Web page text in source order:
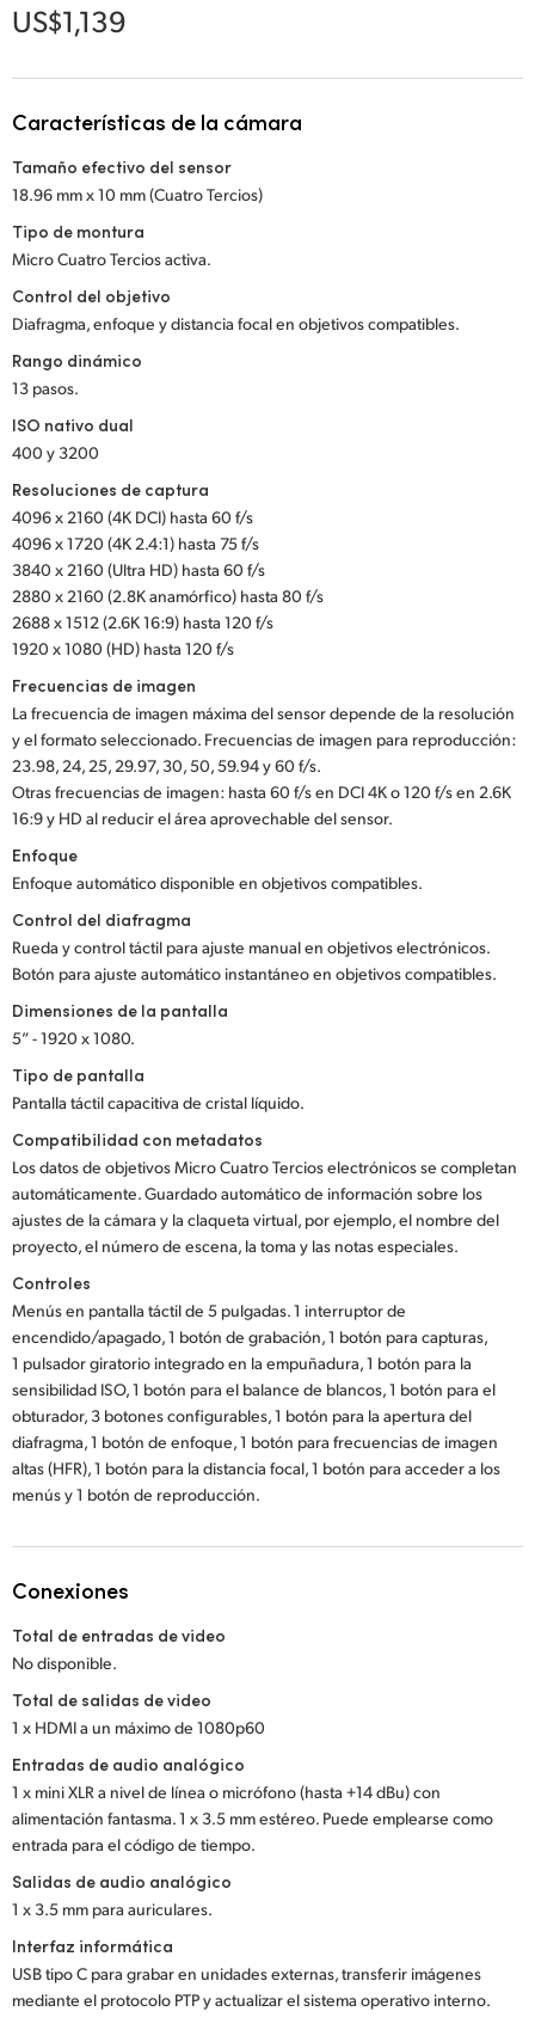
South Africa
España
Sweden
Chinese Taipei
UAE
Ukraine
United Kingdom
United States
US$1,139
Características de la cámara
Tamaño efectivo del sensor
18.96 mm x 10 mm (Cuatro Tercios)
Tipo de montura
Micro Cuatro Tercios activa.
Control del objetivo
Diafragma, enfoque y distancia focal en objetivos compatibles.
Rango dinámico
13 pasos.
ISO nativo dual
400 y 3200
Resoluciones de captura
4096 x 2160 (4K DCI) hasta 60 f/s
4096 x 1720 (4K 2.4:1) hasta 75 f/s
3840 x 2160 (Ultra HD) hasta 60 f/s
2880 x 2160 (2.8K anamórfico) hasta 80 f/s
2688 x 1512 (2.6K 16:9) hasta 120 f/s
1920 x 1080 (HD) hasta 120 f/s
Frecuencias de imagen
La frecuencia de imagen máxima del sensor depende de la resolución
y el formato seleccionado. Frecuencias de imagen para reproducción:
23.98, 24, 25, 29.97, 30, 50, 59.94 y 60 f/s.
Otras frecuencias de imagen: hasta 60 f/s en DCI 4K o 120 f/s en 2.6K
16:9 y HD al reducir el área aprovechable del sensor.
Enfoque
Enfoque automático disponible en objetivos compatibles.
Control del diafragma
Rueda y control táctil para ajuste manual en objetivos electrónicos.
Botón para ajuste automático instantáneo en objetivos compatibles.
Dimensiones de la pantalla
5” - 1920 x 1080.
Tipo de pantalla
Pantalla táctil capacitiva de cristal líquido.
Compatibilidad con metadatos
Los datos de objetivos Micro Cuatro Tercios electrónicos se completan
automáticamente. Guardado automático de información sobre los
ajustes de la cámara y la claqueta virtual, por ejemplo, el nombre del
proyecto, el número de escena, la toma y las notas especiales.
Controles
Menús en pantalla táctil de 5 pulgadas. 1 interruptor de
encendido/apagado, 1 botón de grabación, 1 botón para capturas,
1 pulsador giratorio integrado en la empuñadura, 1 botón para la
sensibilidad ISO, 1 botón para el balance de blancos, 1 botón para el
obturador, 3 botones configurables, 1 botón para la apertura del
diafragma, 1 botón de enfoque, 1 botón para frecuencias de imagen
altas (HFR), 1 botón para la distancia focal, 1 botón para acceder a los
menús y 1 botón de reproducción.
Conexiones
Total de entradas de video
No disponible.
Total de salidas de video
1 x HDMI a un máximo de 1080p60
Entradas de audio analógico
1 x mini XLR a nivel de línea o micrófono (hasta +14 dBu) con
alimentación fantasma. 1 x 3.5 mm estéreo. Puede emplearse como
entrada para el código de tiempo.
Salidas de audio analógico
1 x 3.5 mm para auriculares.
Interfaz informática
USB tipo C para grabar en unidades externas, transferir imágenes
mediante el protocolo PTP y actualizar el sistema operativo interno.